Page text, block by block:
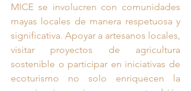
MICE se involucren con comunidades
mayas locales de manera respetuosa y
significativa. Apoyar a artesanos locales,
visitar proyectos de agricultura
sostenible o participar en iniciativas de
ecoturismo no solo enriquecen la